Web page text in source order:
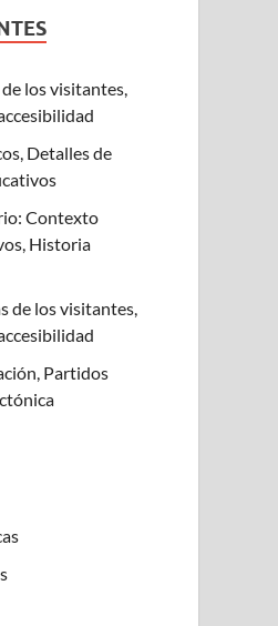
los visitantes,
Detalles de
Contexto
Historia
de los visitantes,
Partidos